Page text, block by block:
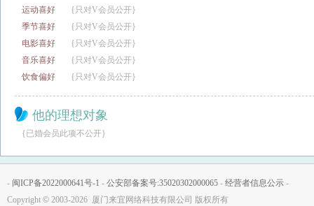
运动喜好
{只对V会员公开}
季节喜好
{只对V会员公开}
电影喜好
{只对V会员公开}
音乐喜好
{只对V会员公开}
饮食偏好
{只对V会员公开}
他的理想对象
{已婚会员此项不公开}
- 闽ICP备2022000641号-1 - 公安部备案号:35020302000065 - 经营者信息公示 -
Copyright © 2003-2026 厦门来宜网络科技有限公司 版权所有